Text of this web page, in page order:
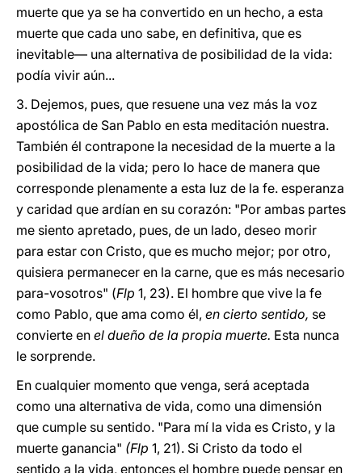
muerte que ya se ha convertido en un hecho, a esta
muerte que cada uno sabe, en definitiva, que es
inevitable— una alternativa de posibilidad de la vida:
podía vivir aún...
3. Dejemos, pues, que resuene una vez más la voz
apostólica de San Pablo en esta meditación nuestra.
También él contrapone la necesidad de la muerte a la
posibilidad de la vida; pero lo hace de manera que
corresponde plenamente a esta luz de la fe. esperanza
y caridad que ardían en su corazón: "Por ambas partes
me siento apretado, pues, de un lado, deseo morir
para estar con Cristo, que es mucho mejor; por otro,
quisiera permanecer en la carne, que es más necesario
para-vosotros" (Flp 1, 23). El hombre que vive la fe
como Pablo, que ama como él, en cierto sentido, se
convierte en el dueño de la propia muerte. Esta nunca
le sorprende.
En cualquier momento que venga, será aceptada
como una alternativa de vida, como una dimensión
que cumple su sentido. "Para mí la vida es Cristo, y la
muerte ganancia" (Flp 1, 21). Si Cristo da todo el
sentido a la vida, entonces el hombre puede pensar en